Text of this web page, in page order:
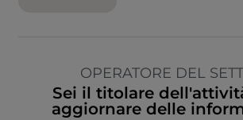
OPERATORE DEL
Sei il titolare
aggiornare delle